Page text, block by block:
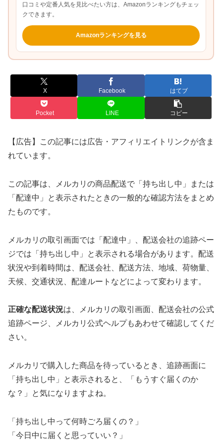
口コミや定番人気を見比べたい方は、Amazonランキングもチェッ
クできます。
Amazonランキングを見る
X Facebook はてブ
Pocket LINE コピー
【広告】この記事には広告・アフィリエイトリンクが含ま
れています。
この記事は、メルカリの商品配送で「持ち出し中」または
「配達中」と表示されたときの一般的な確認方法をまとめ
たものです。
メルカリの取引画面では「配達中」、配送会社の追跡ペー
ジでは「持ち出し中」と表示される場合があります。配送
状況や到着時間は、配送会社、配送方法、地域、荷物量、
天候、交通状況、配達ルートなどによって変わります。
正確な配送状況は、メルカリの取引画面、配送会社の公式
追跡ページ、メルカリ公式ヘルプもあわせて確認してくだ
さい。
メルカリで購入した商品を待っているとき、追跡画面に
「持ち出し中」と表示されると、「もうすぐ届くのか
な？」と気になりますよね。
「持ち出し中って何時ごろ届くの？」
「今日中に届くと思っていい？」